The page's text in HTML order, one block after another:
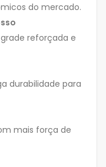
do mercado.
reforçada e
durabilidade para
mais força de